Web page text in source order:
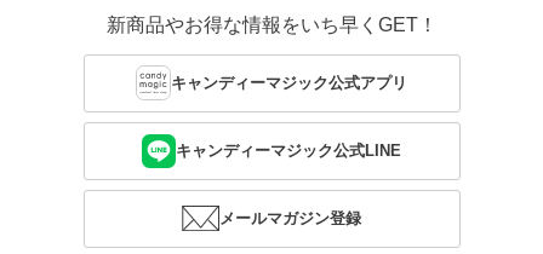
新商品やお得な情報をいち早くGET！
キャンディーマジック公式アプリ
キャンディーマジック公式LINE
メールマガジン登録